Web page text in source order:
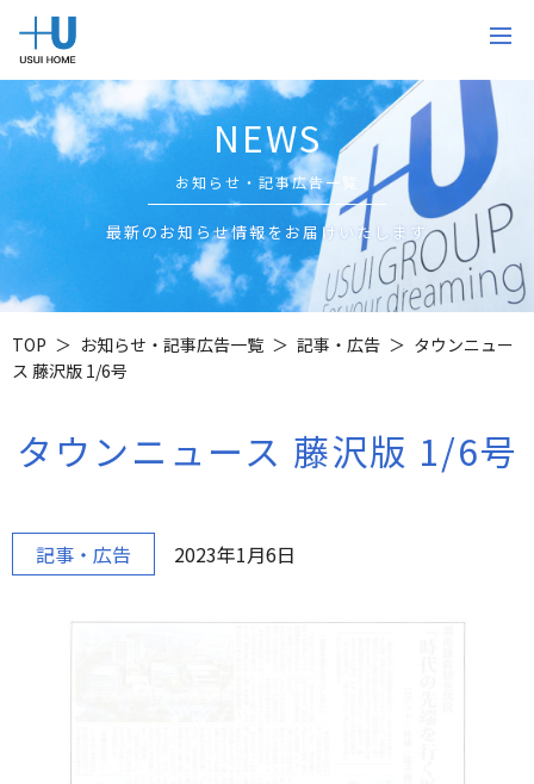
NEWS
お知らせ・記事広告一覧
最新のお知らせ情報をお届けいたします
TOP お知らせ・記事広告一覧 記事・広告
タウンニュー
ス 藤沢版 1/6号
タウンニュース 藤沢版 1/6号
記事・広告 2023年1月6日